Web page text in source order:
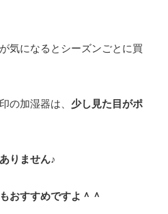
気になるとシーズンごとに買
の加湿器は、 少し見た目がポ
りません♪
おすすめですよ＾＾